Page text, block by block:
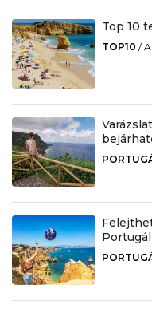
Top 10
TOP10 /